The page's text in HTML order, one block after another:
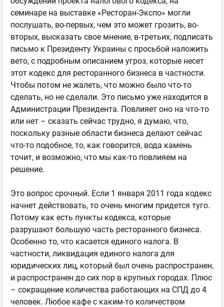
семинаре на выставке «Ресторан-Экспо» могли
послушать, во-первых, чем это может грозить, во-
вторых, высказать свое мнение, в-третьих, подписать
письмо к Президенту Украины с просьбой наложить
вето, с подробным описанием угроз, которые несет
этот кодекс для ресторанного бизнеса в частности.
Чтобы потом не жалеть, что можно было что-то
сделать, но не сделали. Это письмо уже находится в
Администрации Президента. Повлияет оно на что-то
или нет – сказать сейчас трудно, я думаю, что,
поскольку разные области бизнеса делают сейчас
что-то подобное, то, как говорится, вода камень
точит, и возможно, что мы как-то повлияем на
решение.
Это вопрос срочный. Если 1 января 2011 года кодекс
начнет действовать, то очень многим придется туго.
Потому как есть пункты кодекса, которые
разрушают большую часть ресторанного бизнеса.
Особенно то, что касается единого налога. В
частности, ликвидация единого налога для
юридических лиц, который был очень распространен,
и распространен до сих пор в крупных городах. Плюс
– сокращение количества работающих на СПД до 4
человек. Любое кафе с каким-то количеством